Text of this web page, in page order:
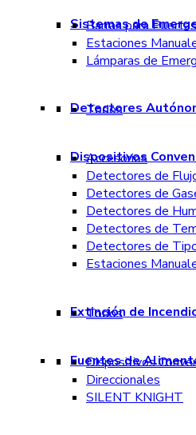
Sistemas de
Barras para
Estaciones
Lámparas de
Detectores
Todos
Dispositivos
Accesorios
Detectores de
Detectores de
Detectores de
Detectores de
Detectores de
Estaciones
Extinción de
Todos
Fuentes de
Dispositivos
Direccionales
SILENT KNIGHT